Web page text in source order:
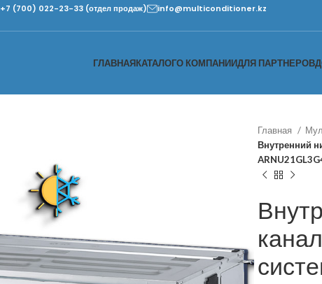
+7 (700) 022-23-33 (отдел продаж) info@multiconditioner.kz
ГЛАВНАЯКАТАЛОГО КОМПАНИИДЛЯ ПАРТНЕРОВ
Главная
Внутренний